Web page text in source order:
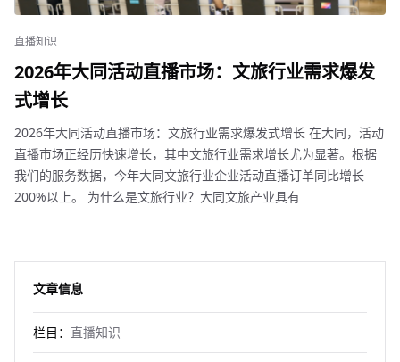
直播知识
2026年大同活动直播市场：文旅行业需求爆发
式增长
2026年大同活动直播市场：文旅行业需求爆发式增长 在大同，活动
直播市场正经历快速增长，其中文旅行业需求增长尤为显著。根据
我们的服务数据，今年大同文旅行业企业活动直播订单同比增长
200%以上。 为什么是文旅行业？大同文旅产业具有
文章信息
栏目： 直播知识